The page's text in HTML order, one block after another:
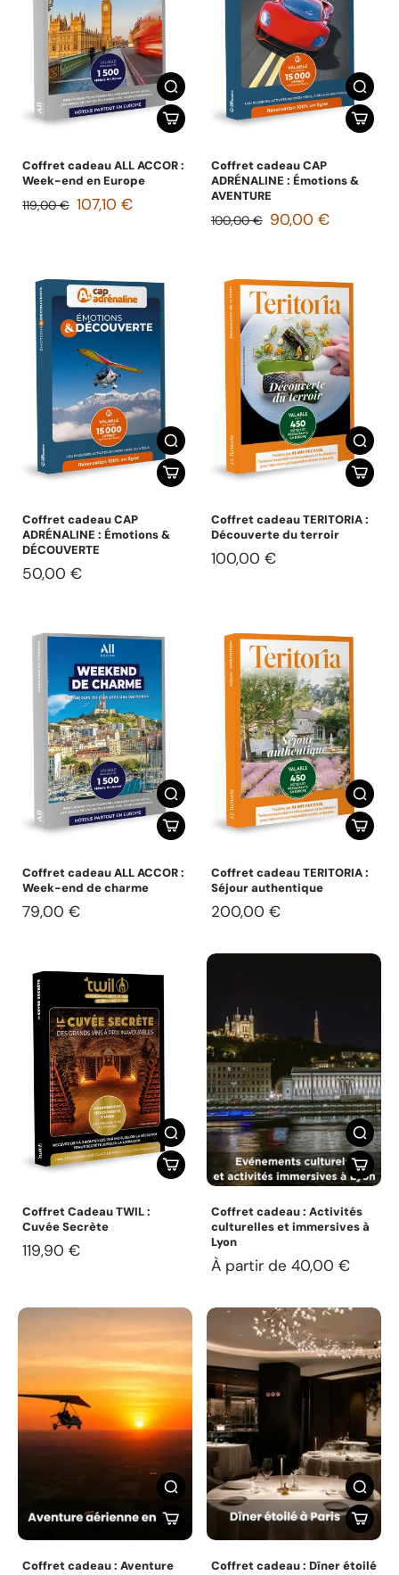
Coffret cadeau ALL ACCOR :
Week-end en Europe
119,00 € 107,10 €
Coffret cadeau CAP
ADRÉNALINE : Émotions &
AVENTURE
100,00 € 90,00 €
Coffret cadeau CAP
ADRÉNALINE : Émotions &
DÉCOUVERTE
50,00 €
Coffret cadeau TERITORIA :
Découverte du terroir
100,00 €
Coffret cadeau ALL ACCOR :
Week-end de charme
79,00 €
Coffret cadeau TERITORIA :
Séjour authentique
200,00 €
Coffret Cadeau TWIL :
Cuvée Secrète
119,90 €
Coffret cadeau : Activités
culturelles et immersives à
Lyon
À partir de 40,00 €
Coffret cadeau : Aventure
Coffret cadeau : Dîner étoilé